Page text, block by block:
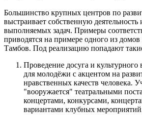
Большинство крупных центров по
выстраивает собственную деятельность
выполняемых задач. Примеры
приводятся на примере одного из домов
Тамбов. Под реализацию попадают
Проведение досуга и
для молодёжи с акцентом на
нравственных качеств человека.
"вооружается" театральными
концертами, конкурсами,
вариантами клубных